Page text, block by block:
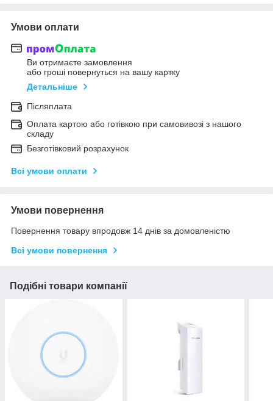
Умови оплати
Ви отримаєте замовлення
або гроші повернуться на вашу картку
Детальніше
Післяплата
Оплата картою або готівкою при самовивозі з нашого
складу
Безготівковий розрахунок
Всі умови оплати
Умови повернення
Повернення товару впродовж 14 днів за домовленістю
Всі умови повернення
Подібні товари компанії